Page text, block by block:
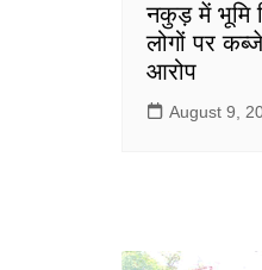
नकुड़ में भूमि
लोगों पर
आरोप
August 9,